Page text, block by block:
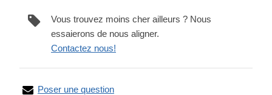
Vous trouvez moins cher ailleurs ? Nous
essaierons de nous aligner.
Contactez nous!
Poser une question